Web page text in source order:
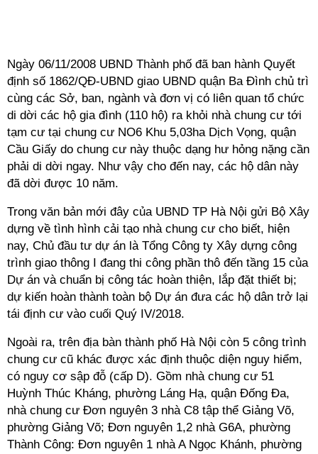
Ngày 06/11/2008 UBND Thành phố đã ban hành Quyết
định số 1862/QĐ-UBND giao UBND quận Ba Đình chủ trì
cùng các Sở, ban, ngành và đơn vị có liên quan tổ chức
di dời các hộ gia đình (110 hộ) ra khỏi nhà chung cư tới
tạm cư tại chung cư NO6 Khu 5,03ha Dịch Vọng, quận
Cầu Giấy do chung cư này thuộc dạng hư hỏng nặng cần
phải di dời ngay. Như vậy cho đến nay, các hộ dân này
đã dời được 10 năm.
Trong văn bản mới đây của UBND TP Hà Nội gửi Bộ Xây
dựng về tình hình cải tạo nhà chung cư cho biết, hiện
nay, Chủ đầu tư dự án là Tổng Công ty Xây dựng công
trình giao thông I đang thi công phần thô đến tầng 15 của
Dự án và chuẩn bị công tác hoàn thiện, lắp đặt thiết bị;
dự kiến hoàn thành toàn bộ Dự án đưa các hộ dân trở lại
tái định cư vào cuối Quý IV/2018.
Ngoài ra, trên địa bàn thành phố Hà Nội còn 5 công trình
chung cư cũ khác được xác định thuộc diện nguy hiểm,
có nguy cơ sập đỗ (cấp D). Gồm nhà chung cư 51
Huỳnh Thúc Kháng, phường Láng Hạ, quận Đống Đa,
nhà chung cư Đơn nguyên 3 nhà C8 tập thể Giảng Võ,
phường Giảng Võ; Đơn nguyên 1,2 nhà G6A, phường
Thành Công: Đơn nguyên 1 nhà A Ngọc Khánh, phường